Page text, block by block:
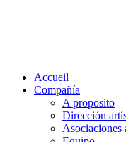
Accueil
Compañía
A proposito
Dirección
Asociaciones